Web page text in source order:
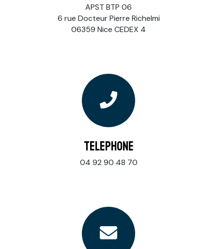
APST BTP 06
6 rue Docteur Pierre Richelmi
06359 Nice CEDEX 4
Telephone
04 92 90 48 70